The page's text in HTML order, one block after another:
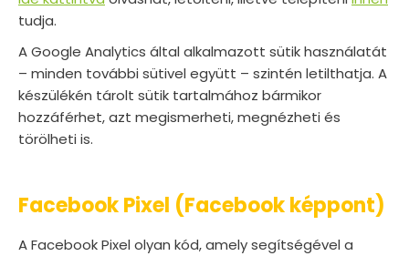
tudja.
A Google Analytics által alkalmazott sütik használatát
– minden további sütivel együtt – szintén letilthatja. A
készülékén tárolt sütik tartalmához bármikor
hozzáférhet, azt megismerheti, megnézheti és
törölheti is.
Facebook Pixel (Facebook képpont)
A Facebook Pixel olyan kód, amely segítségével a